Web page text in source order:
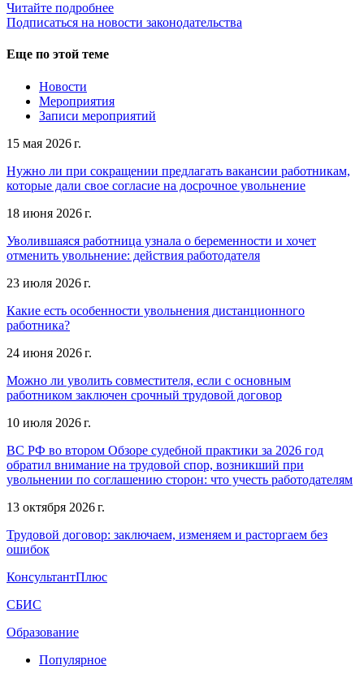
Читайте подробнее
Подписаться на новости законодательства
Еще по этой теме
Новости
Мероприятия
Записи мероприятий
15 мая 2026 г.
Нужно ли при сокращении предлагать вакансии работникам,
которые дали свое согласие на досрочное увольнение
18 июня 2026 г.
Уволившаяся работница узнала о беременности и хочет
отменить увольнение: действия работодателя
23 июля 2026 г.
Какие есть особенности увольнения дистанционного
работника?
24 июня 2026 г.
Можно ли уволить совместителя, если с основным
работником заключен срочный трудовой договор
10 июля 2026 г.
ВС РФ во втором Обзоре судебной практики за 2026 год
обратил внимание на трудовой спор, возникший при
увольнении по соглашению сторон: что учесть работодателям
13 октября 2026 г.
Трудовой договор: заключаем, изменяем и расторгаем без
ошибок
КонсультантПлюс
СБИС
Образование
Популярное